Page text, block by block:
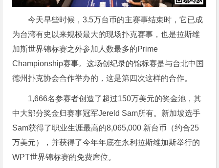
今天早些时候，3.5万台币的主赛事结束时，它已成
为台湾有史以来规模最大的现场扑克赛事，也是拉斯维
加斯世界锦标赛之外参加人数最多的Prime
Championship赛事。这场创纪录的锦标赛是与台北中国
德州扑克协会合作举办的，这是第四次这样的合作。
1,666名参赛者创造了超过150万美元的奖金池，其
中大部分奖金归赛事冠军Jereld Sam所有。新加坡选手
Sam获得了职业生涯最高的8,065,000 新台币（约合25
万美元），并获得了今年年底在永利拉斯维加斯举行的
WPT世界锦标赛的免费席位。